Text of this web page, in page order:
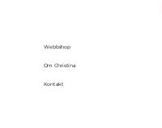
Webbshop
Om Christina
Kontakt